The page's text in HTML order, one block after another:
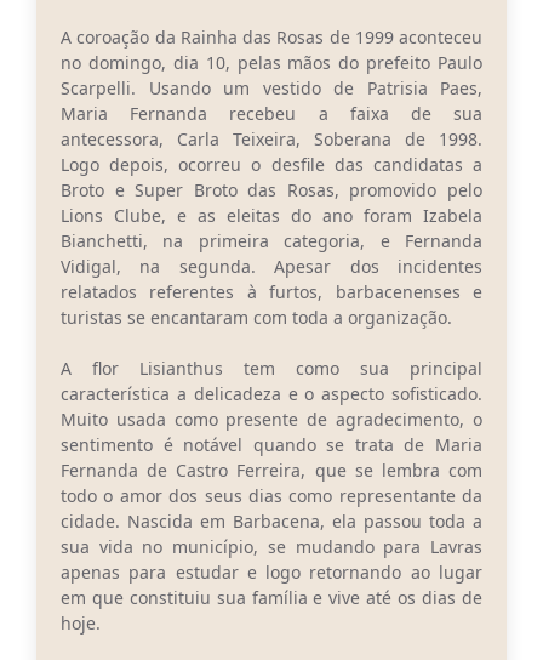
A coroação da Rainha das Rosas de 1999 aconteceu
no domingo, dia 10, pelas mãos do prefeito Paulo
Scarpelli. Usando um vestido de Patrisia Paes,
Maria Fernanda recebeu a faixa de sua
antecessora, Carla Teixeira, Soberana de 1998.
Logo depois, ocorreu o desfile das candidatas a
Broto e Super Broto das Rosas, promovido pelo
Lions Clube, e as eleitas do ano foram Izabela
Bianchetti, na primeira categoria, e Fernanda
Vidigal, na segunda. Apesar dos incidentes
relatados referentes à furtos, barbacenenses e
turistas se encantaram com toda a organização.
A flor Lisianthus tem como sua principal
característica a delicadeza e o aspecto sofisticado.
Muito usada como presente de agradecimento, o
sentimento é notável quando se trata de Maria
Fernanda de Castro Ferreira, que se lembra com
todo o amor dos seus dias como representante da
cidade. Nascida em Barbacena, ela passou toda a
sua vida no município, se mudando para Lavras
apenas para estudar e logo retornando ao lugar
em que constituiu sua família e vive até os dias de
hoje.